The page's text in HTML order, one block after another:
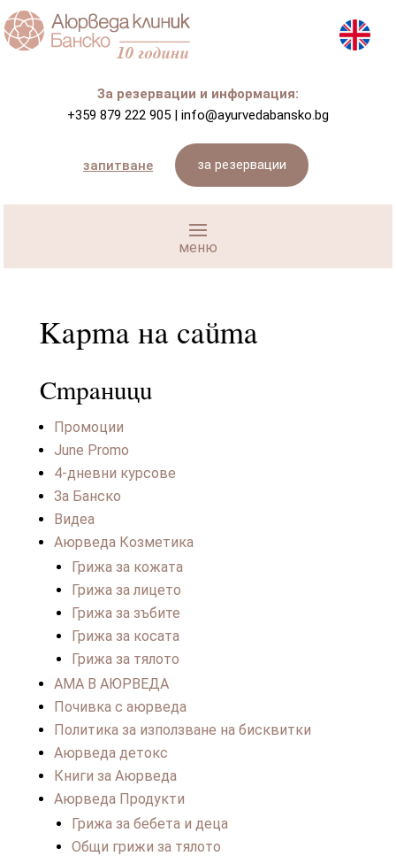
За резервации и информация:
+359 879 222 905 | info@ayurvedabansko.bg
запитване за резервации
Карта на сайта
Страници
Промоции
June Promo
4-дневни курсове
За Банско
Видеа
Аюрведа Козметика
Грижа за кожата
Грижа за лицето
Грижа за зъбите
Грижа за косата
Грижа за тялото
АМА В АЮРВЕДА
Почивка с аюрведа
Политика за използване на бисквитки
Аюрведа детокс
Книги за Аюрведа
Аюрведа Продукти
Грижа за бебета и деца
Общи грижи за тялото